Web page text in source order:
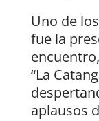
Uno de
fue la
“La
aplausos